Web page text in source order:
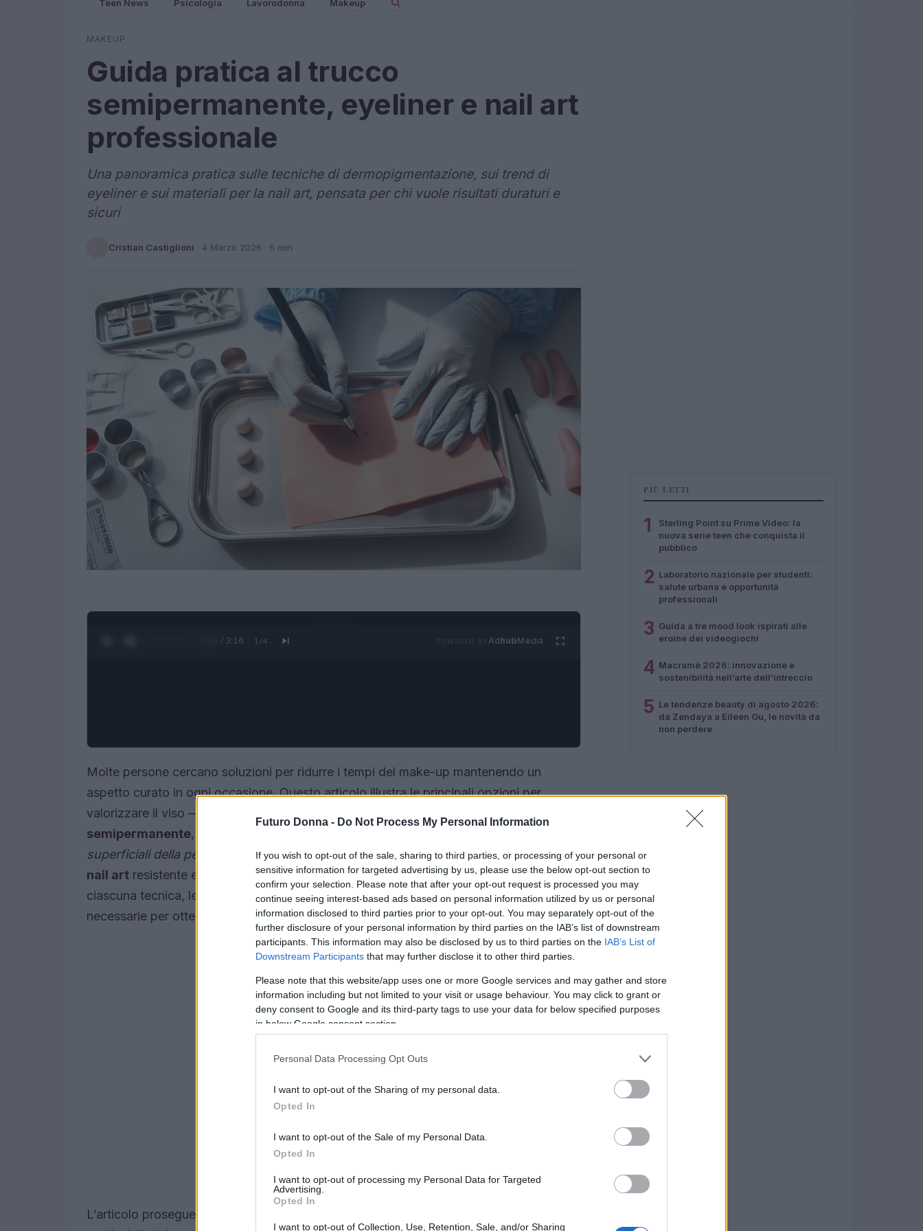
Futuro Donna - Do Not Process My Personal Information
If you wish to opt-out of the sale, sharing to third parties, or processing of your personal or
sensitive information for targeted advertising by us, please use the below opt-out section to
confirm your selection. Please note that after your opt-out request is processed you may
continue seeing interest-based ads based on personal information utilized by us or personal
information disclosed to third parties prior to your opt-out. You may separately opt-out of the
further disclosure of your personal information by third parties on the IAB’s list of downstream
participants. This information may also be disclosed by us to third parties on the IAB’s List of
Downstream Participants that may further disclose it to other third parties.
Please note that this website/app uses one or more Google services and may gather and store
information including but not limited to your visit or usage behaviour. You may click to grant or
deny consent to Google and its third-party tags to use your data for below specified purposes
in below Google consent section.
Personal Data Processing Opt Outs
I want to opt-out of the Sharing of my personal data.
Opted In
I want to opt-out of the Sale of my Personal Data.
Opted In
I want to opt-out of processing my Personal Data for Targeted
Advertising.
Opted In
I want to opt-out of Collection, Use, Retention, Sale, and/or Sharing
Teen News Psicologia Lavorodonna Makeup
MAKEUP
Guida pratica al trucco
semipermanente, eyeliner e nail art
professionale
Una panoramica pratica sulle tecniche di dermopigmentazione, sui trend di
eyeliner e sui materiali per la nail art, pensata per chi vuole risultati duraturi e
sicuri
Cristian Castiglioni · 4 Marzo 2026 · 6 min
0:27 / 3:16 1 /4 AdhubMedia
Molte persone cercano soluzioni per ridurre i tempi del make-up mantenendo un
aspetto curato in ogni occasione. Questo articolo illustra le principali opzioni per
valorizzare il viso — dalle sopracciglia agli occhi fino alle labbra — attraverso il
semipermanente, definito
superficiali della pelle
. Sono inoltre esaminati strumenti e materiali essenziali per una
nail art resistente e professionale. L’approccio è pratico: vengono descritti i benefici di
ciascuna tecnica, le indicazioni specifiche per i diversi profili d’uso e le precauzioni
necessarie per ottenere un risultato naturale e duraturo.
L’articolo prosegue analizzando i nuovi trend per il
PIÙ LETTI
1
Sterling Point su Prime Video: la
nuova serie teen che conquista il
pubblico
2 Laboratorio nazionale per studenti:
salute urbana e opportunità
professionali
3 Guida a tre mood look ispirati alle
eroine dei videogiochi
4 Macramè 2026: innovazione e
sostenibilità nell’arte dell’intreccio
5 Le tendenze beauty di agosto 2026:
da Zendaya a Eileen Gu, le novità da
non perdere